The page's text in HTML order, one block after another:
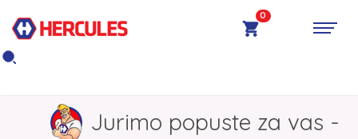
0
Jurimo popuste za vas -